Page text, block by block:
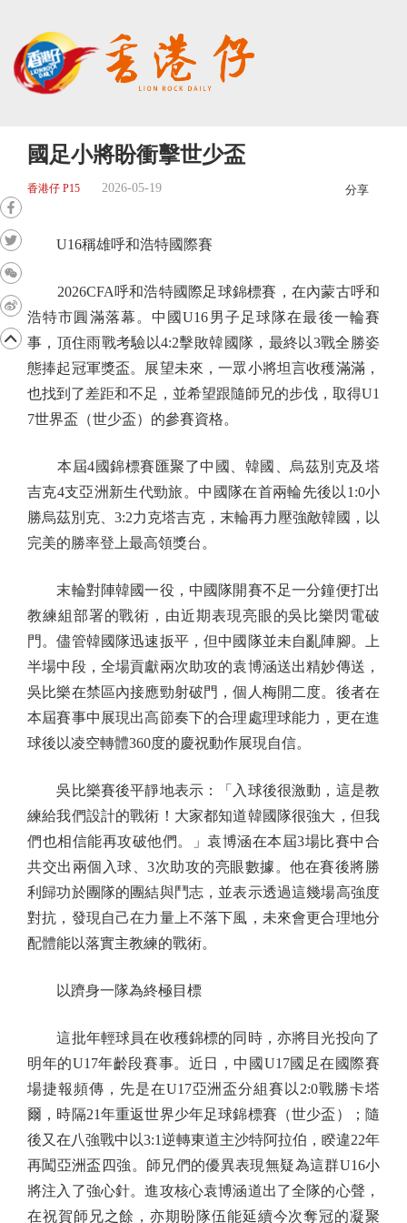
國足小將盼衝擊世少盃
香港仔 P15 2026-05-19 分享
U16稱雄呼和浩特國際賽
2026CFA呼和浩特國際足球錦標賽，在內蒙古呼和
浩特市圓滿落幕。中國U16男子足球隊在最後一輪賽
事，頂住雨戰考驗以4:2擊敗韓國隊，最終以3戰全勝姿
態捧起冠軍獎盃。展望未來，一眾小將坦言收穫滿滿，
也找到了差距和不足，並希望跟隨師兄的步伐，取得U1
7世界盃（世少盃）的參賽資格。
本屆4國錦標賽匯聚了中國、韓國、烏茲別克及塔
吉克4支亞洲新生代勁旅。中國隊在首兩輪先後以1:0小
勝烏茲別克、3:2力克塔吉克，末輪再力壓強敵韓國，以
完美的勝率登上最高領獎台。
末輪對陣韓國一役，中國隊開賽不足一分鐘便打出
教練組部署的戰術，由近期表現亮眼的吳比樂閃電破
門。儘管韓國隊迅速扳平，但中國隊並未自亂陣腳。上
半場中段，全場貢獻兩次助攻的袁博涵送出精妙傳送，
吳比樂在禁區內接應勁射破門，個人梅開二度。後者在
本屆賽事中展現出高節奏下的合理處理球能力，更在進
球後以凌空轉體360度的慶祝動作展現自信。
吳比樂賽後平靜地表示：「入球後很激動，這是教
練給我們設計的戰術！大家都知道韓國隊很強大，但我
們也相信能再攻破他們。」袁博涵在本屆3場比賽中合
共交出兩個入球、3次助攻的亮眼數據。他在賽後將勝
利歸功於團隊的團結與鬥志，並表示透過這幾場高強度
對抗，發現自己在力量上不落下風，未來會更合理地分
配體能以落實主教練的戰術。
以躋身一隊為終極目標
這批年輕球員在收穫錦標的同時，亦將目光投向了
明年的U17年齡段賽事。近日，中國U17國足在國際賽
場捷報頻傳，先是在U17亞洲盃分組賽以2:0戰勝卡塔
爾，時隔21年重返世界少年足球錦標賽（世少盃）；隨
後又在八強戰中以3:1逆轉東道主沙特阿拉伯，睽違22年
再闖亞洲盃四強。師兄們的優異表現無疑為這群U16小
將注入了強心針。進攻核心袁博涵道出了全隊的心聲，
在祝賀師兄之餘，亦期盼隊伍能延續今次奪冠的凝聚